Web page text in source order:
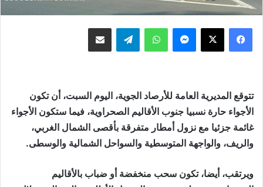
واتساب تيلقرام
تتوقع المديرية العامة للأرصاد الجوية، اليوم السبت، أن تكون
الأجواء حارة نسبيا جنوب الأقاليم الصحراوية، فيما ستكون الأجواء
غائمة جزئيا مع نزول أمطار متفرقة بأقصى الشمال الغربي،
والريف، والواجهة المتوسطية والسواحل الشمالية والوسطى.
ويرتقب، أيضا، تكون سحب منخفضة أو ضباب بالأقاليم